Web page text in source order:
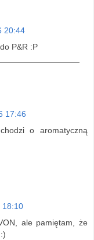
20:44
P&R :P
17:46
o aromatyczną
18:10
ale pamiętam, że